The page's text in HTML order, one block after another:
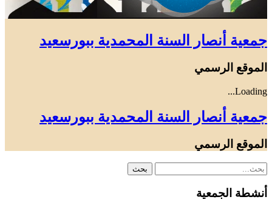
جمعية أنصار السنة المحمدية ببورسعيد
الموقع الرسمي
Loading...
جمعية أنصار السنة المحمدية ببورسعيد
الموقع الرسمي
أنشطة الجمعية